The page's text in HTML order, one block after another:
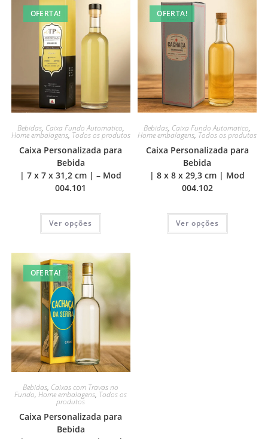
OFERTA!
Bebidas, Caixa Fundo Automatico,
Home embalagens, Todos os produtos
Caixa Personalizada para
Bebida
| 7 x 7 x 31,2 cm | – Mod
004.101
Ver opções
OFERTA!
Bebidas, Caixa Fundo Automatico,
Home embalagens, Todos os produtos
Caixa Personalizada para
Bebida
| 8 x 8 x 29,3 cm | Mod
004.102
Ver opções
OFERTA!
Bebidas, Caixas com Travas no
Fundo,Home embalagens, Todos os
produtos
Caixa Personalizada para
Bebida